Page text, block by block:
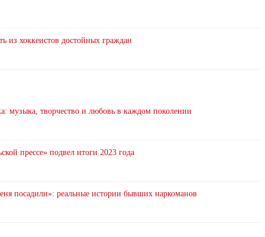
из хоккеистов достойных граждан
музыка, творчество и любовь в каждом поколении
прессе» подвел итоги 2023 года
посадили»: реальные истории бывших наркоманов